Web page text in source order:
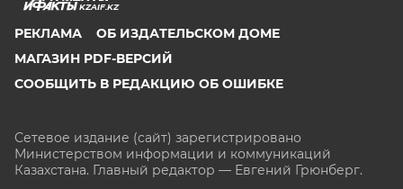
KZAIF.KZ
РЕКЛАМА
ОБ ИЗДАТЕЛЬСКОМ ДОМЕ
МАГАЗИН PDF-ВЕРСИЙ
СООБЩИТЬ В РЕДАКЦИЮ ОБ ОШИБКЕ
Сетевое издание (сайт) зарегистрировано
Министерством информации и коммуникаций
Казахстана. Главный редактор — Евгений Грюнберг.